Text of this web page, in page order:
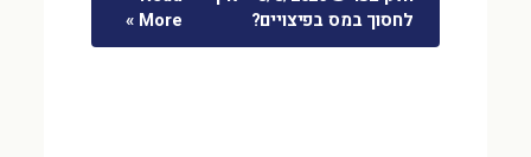
לחסוך במס בפיצויים?
More »